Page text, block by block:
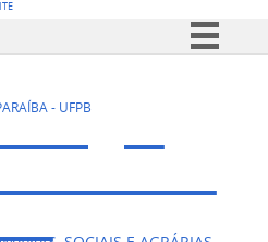
Comunica BR
Participe
- UFPB
de